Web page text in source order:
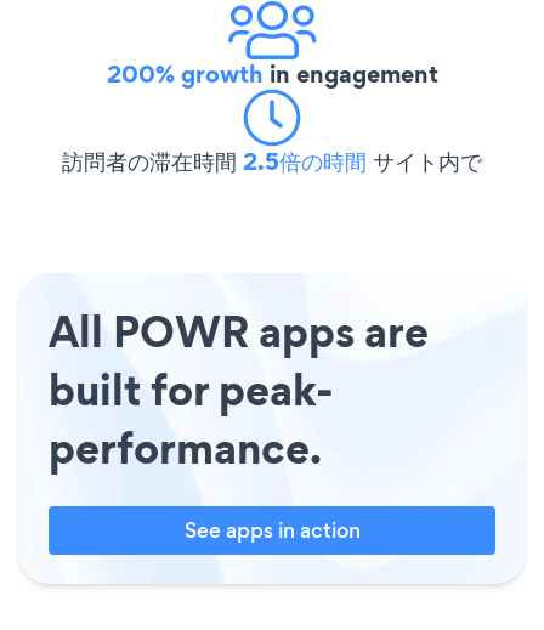
200% growth in engagement
訪問者の滞在時間 2.5倍の時間 サイト内で
All POWR apps are
built for peak-
performance.
See apps in action